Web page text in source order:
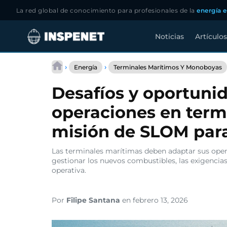
La red global de conocimiento para profesionales de laenergía
Noticias Artículos
› Energía › Terminales Marítimos Y Monoboyas
Desafíos y
operaciones en
misión de SLOM
Las terminales marítimas deben adaptar sus
gestionar los nuevos combustibles, las
operativa.
Por Filipe Santana en febrero 13, 2026